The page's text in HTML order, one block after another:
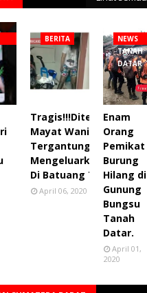
BERITA
Tragis!!!Ditemukan
Mayat Wanita
Tergantung sudah
Mengeluarkan Bau
Di Batuang Taba.
April 06, 2020
NEWS
TANAH
DATAR
Enam
Orang
Pemikat
Burung
Hilang di
Gunung
Bungsu
Tanah
Datar.
April 01,
2020